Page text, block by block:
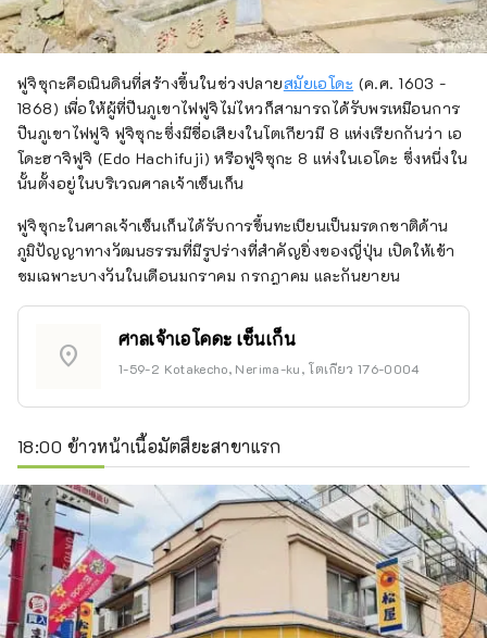
ฟูจิซุกะคือเนินดินที่สร้างขึ้นในช่วงปลายสมัยเอโดะ (ค.ศ. 1603 -
1868) เพื่อให้ผู้ที่ปีนภูเขาไฟฟูจิไม่ไหวก็สามารถได้รับพรเหมือนการ
ปีนภูเขาไฟฟูจิ ฟูจิซุกะซึ่งมีชื่อเสียงในโตเกียวมี 8 แห่งเรียกกันว่า เอ
โดะฮาจิฟูจิ (Edo Hachifuji) หรือฟูจิซุกะ 8 แห่งในเอโดะ ซึ่งหนึ่งใน
นั้นตั้งอยู่ในบริเวณศาลเจ้าเซ็นเก็น
ฟูจิซุกะในศาลเจ้าเซ็นเก็นได้รับการขึ้นทะเบียนเป็นมรดกชาติด้าน
ภูมิปัญญาทางวัฒนธรรมที่มีรูปร่างที่สำคัญยิ่งของญี่ปุ่น เปิดให้เข้า
ชมเฉพาะบางวันในเดือนมกราคม กรกฎาคม และกันยายน
location_on
ศาลเจ้าเอโคดะ เซ็นเก็น
1-59-2 Kotakecho, Nerima-ku, โตเกียว 176-0004
18:00 ข้าวหน้าเนื้อมัตสึยะสาขาแรก